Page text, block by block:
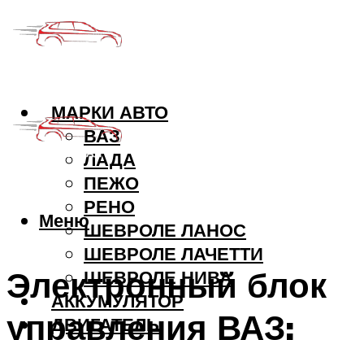
МАРКИ АВТО
ВАЗ
ЛАДА
ПЕЖО
РЕНО
ШЕВРОЛЕ ЛАНОС
ШЕВРОЛЕ ЛАЧЕТТИ
ШЕВРОЛЕ НИВА
АККУМУЛЯТОР
ДВИГАТЕЛЬ
Меню
Электронный блок
управления ВАЗ: